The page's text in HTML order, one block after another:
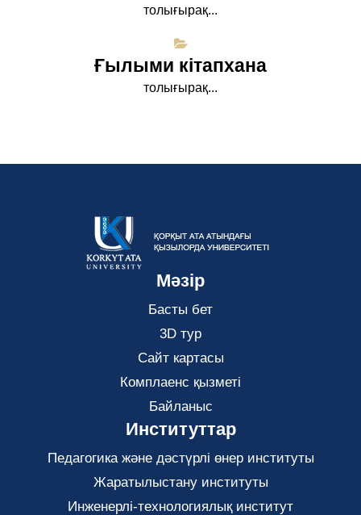
толығырақ...
Ғылыми кітапхана
толығырақ...
Мәзір
Басты бет
3D тур
Сайт картасы
Комплаенс қызметі
Байланыс
Институттар
Педагогика және дәстүрлі өнер институты
Жаратылыстану институты
Инженерлі-технологиялық институт